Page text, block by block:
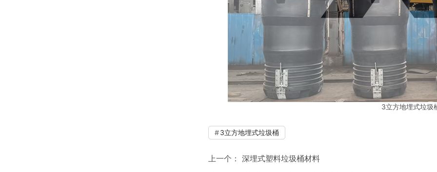
3立方地埋式垃圾
3立方地埋式垃圾桶
上一个： 深埋式塑料垃圾桶材料